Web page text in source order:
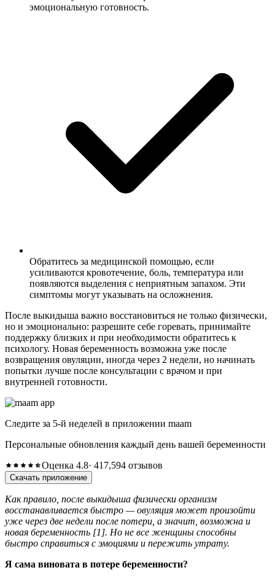
эмоциональную готовность.
Обратитесь за медицинской помощью, если
усиливаются кровотечение, боль, температура или
появляются выделения с неприятным запахом. Эти
симптомы могут указывать на осложнения.
После выкидыша важно восстановиться не только физически,
но и эмоционально: разрешите себе горевать, принимайте
поддержку близких и при необходимости обратитесь к
психологу. Новая беременность возможна уже после
возвращения овуляции, иногда через 2 недели, но начинать
попытки лучше после консультации с врачом и при
внутренней готовности.
Следите за 5-й неделей в приложении maam
Персональные обновления каждый день вашей беременности
Оценка 4.8· 417,594 отзывов
Скачать приложение
Как правило, после выкидыша физически организм
восстанавливается быстро — овуляция может произойти
уже через две недели после потери, а значит, возможна и
новая беременность [1]. Но не все женщины способны
быстро справиться с эмоциями и пережить утрату.
Я сама виновата в потере беременности?